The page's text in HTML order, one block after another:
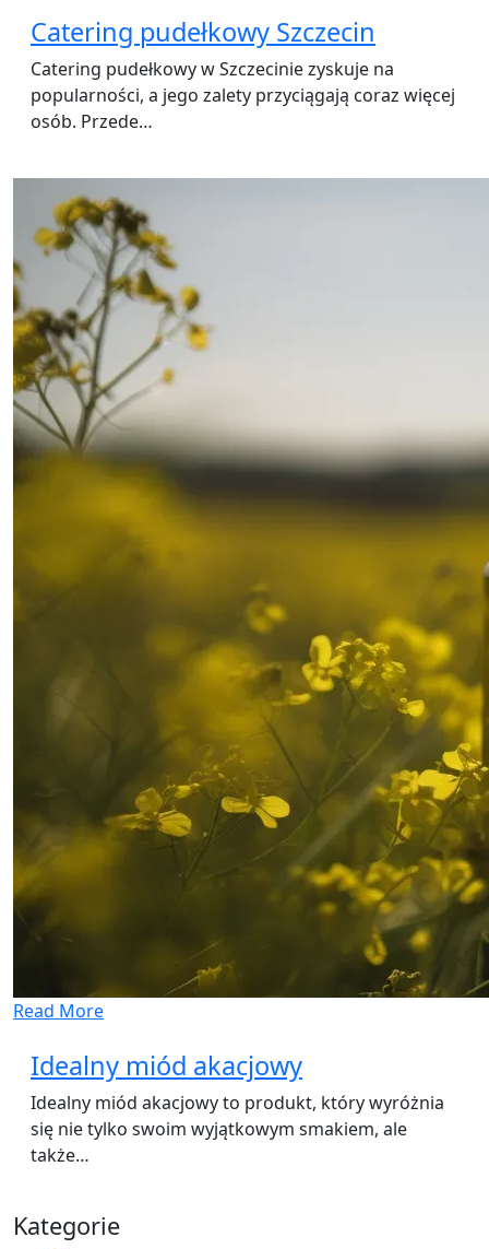
Catering pudełkowy Szczecin
Catering pudełkowy w Szczecinie zyskuje na
popularności, a jego zalety przyciągają coraz więcej
osób. Przede…
Read More
Idealny miód akacjowy
Idealny miód akacjowy to produkt, który wyróżnia
się nie tylko swoim wyjątkowym smakiem, ale
także…
Kategorie